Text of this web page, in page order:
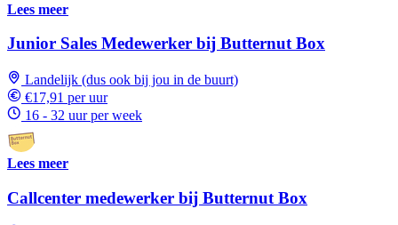
Lees meer
Junior Sales Medewerker bij Butternut Box
Landelijk (dus ook bij jou in de buurt)
€17,91 per uur
16 - 32 uur per week
Lees meer
Callcenter medewerker bij Butternut Box